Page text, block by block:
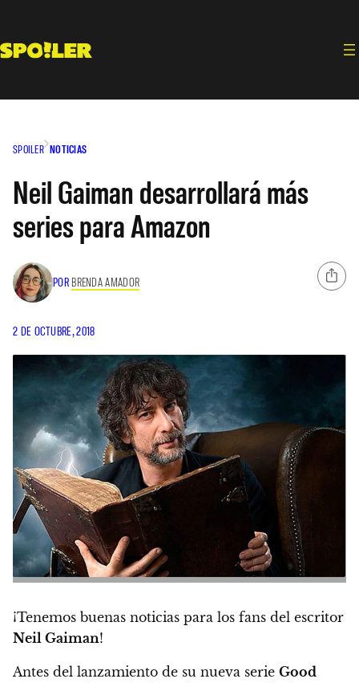
contenido
SPOILER NOTICIAS
Neil Gaiman desarrollará más
series para Amazon
POR BRENDA AMADOR
2 DE OCTUBRE, 2018
¡Tenemos buenas noticias para los fans del escritor
Neil Gaiman!
Antes del lanzamiento de su nueva serie Good